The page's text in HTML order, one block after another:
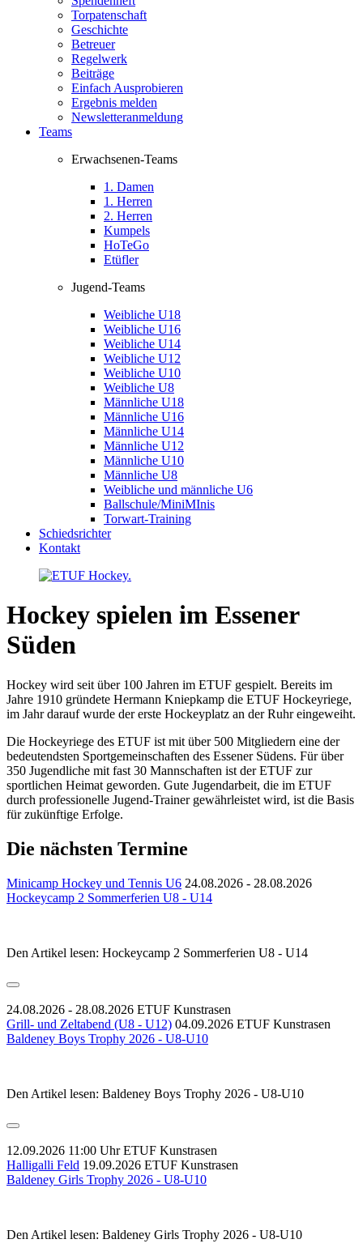
Torpatenschaft
Geschichte
Betreuer
Regelwerk
Beiträge
Einfach Ausprobieren
Ergebnis melden
Newsletteranmeldung
Teams
Erwachsenen-Teams
1. Damen
1. Herren
2. Herren
Kumpels
HoTeGo
Etüfler
Jugend-Teams
Weibliche U18
Weibliche U16
Weibliche U14
Weibliche U12
Weibliche U10
Weibliche U8
Männliche U18
Männliche U16
Männliche U14
Männliche U12
Männliche U10
Männliche U8
Weibliche und männliche U6
Ballschule/MiniMInis
Torwart-Training
Schiedsrichter
Kontakt
Hockey spielen im Essener
Süden
Hockey wird seit über 100 Jahren im ETUF gespielt. Bereits im
Jahre 1910 gründete Hermann Kniepkamp die ETUF Hockeyriege,
im Jahr darauf wurde der erste Hockeyplatz an der Ruhr eingeweiht.
Die Hockeyriege des ETUF ist mit über 500 Mitgliedern eine der
bedeutendsten Sportgemeinschaften des Essener Südens. Für über
350 Jugendliche mit fast 30 Mannschaften ist der ETUF zur
sportlichen Heimat geworden. Gute Jugendarbeit, die im ETUF
durch professionelle Jugend-Trainer gewährleistet wird, ist die Basis
für zukünftige Erfolge.
Die nächsten Termine
Minicamp Hockey und Tennis U6 24.08.2026 - 28.08.2026
Hockeycamp 2 Sommerferien U8 - U14
Den Artikel lesen: Hockeycamp 2 Sommerferien U8 - U14
24.08.2026 - 28.08.2026 ETUF Kunstrasen
Grill- und Zeltabend (U8 - U12) 04.09.2026 ETUF Kunstrasen
Baldeney Boys Trophy 2026 - U8-U10
Den Artikel lesen: Baldeney Boys Trophy 2026 - U8-U10
12.09.2026 11:00 Uhr ETUF Kunstrasen
Halligalli Feld 19.09.2026 ETUF Kunstrasen
Baldeney Girls Trophy 2026 - U8-U10
Den Artikel lesen: Baldeney Girls Trophy 2026 - U8-U10